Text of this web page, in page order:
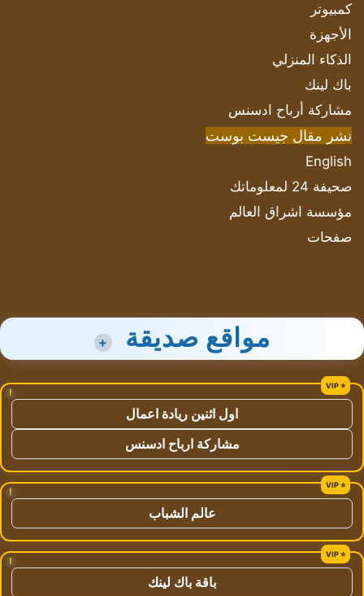
كمبيوتر
الأجهزة
الذكاء المنزلي
باك لينك
مشاركة أرباح ادسنس
نشر مقال جيست بوست
English
صحيفة 24 لمعلوماتك
مؤسسة اشراق العالم
صفحات
مواقع صديقة +
!
اول اثنين ريادة اعمال
مشاركة ارباح ادسنس
!
عالم الشباب
!
باقة باك لينك